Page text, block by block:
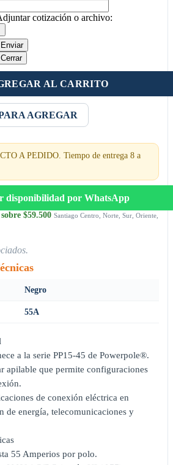
cotización o archivo:
Enviar
Cerrar
AL CARRITO
AGREGAR
A PEDIDO. Tiempo de entrega 8 a
disponibilidad por WhatsApp
$59.500 Santiago Centro, Norte, Sur, Oriente,
Negro
55A
a la serie PP15-45 de Powerpole®.
apilable que permite configuraciones
de conexión eléctrica en
de energía, telecomunicaciones y
55 Amperios por polo.